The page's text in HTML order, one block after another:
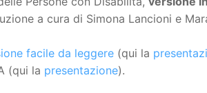
a cura di Simona Lancioni e
facile da leggere (qui la
(qui la presentazione).